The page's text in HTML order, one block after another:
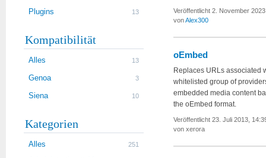
Plugins 13
Kompatibilität
Alles 13
Genoa 3
Siena 10
Kategorien
Alles 251
Veröffentlicht 2. November
vonAlex300
oEmbed
Replaces URLs associated
whitelisted group of
embedded media content
the oEmbed format.
Veröffentlicht 23. Juli 2013,
von xerora